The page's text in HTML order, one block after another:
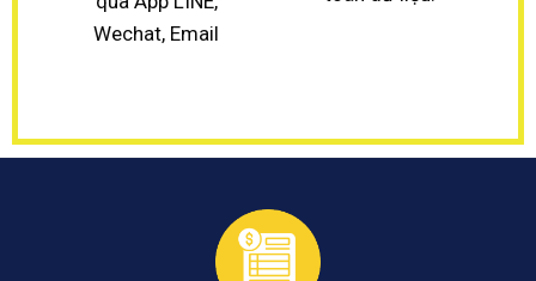
Wechat, Email